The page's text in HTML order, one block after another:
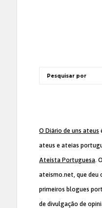
O Diário de uns ateus
ateus e ateias
Ateísta Portuguesa.
ateismo.net, que deu
primeiros blogues
de divulgação de